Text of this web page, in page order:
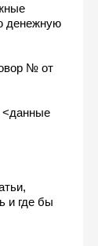
денежную
№ от
<данные
и где бы